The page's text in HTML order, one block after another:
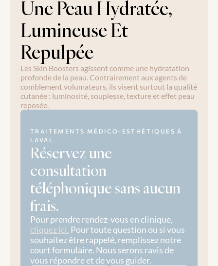
Une Peau Hydratée,
Lumineuse Et
Repulpée
Les Skin Boosters agissent comme une hydratation
profonde de la peau. Contrairement aux agents de
comblement volumateurs, ils visent surtout la qualité
cutanée : luminosité, souplesse, texture et effet peau
reposée.
TRAITEMENTS MÉDICO-ESTHÉTIQUES À
LAVAL
Réservez une
consultation
téléphonique sans aucun
frais.
cliquez ici. Pour toute question ou si vous
souhaitez être rappelé, remplissez notre
court formulaire. Nous serons ravis de
vous répondre et de vous guider.